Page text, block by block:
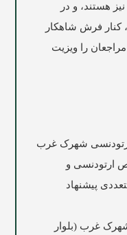
هستند، و در
کنار فرش شاهكار
را ویزیت
شهرک غرب
ارتودنسی و
پیشنهاد
غرب (بلوار